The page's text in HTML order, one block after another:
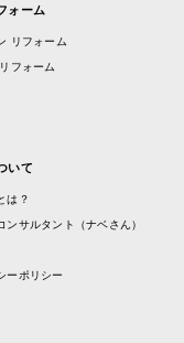
ォーム
リフォーム
フォーム
いて
は？
ンサルタント（ナベさん）
ーポリシー